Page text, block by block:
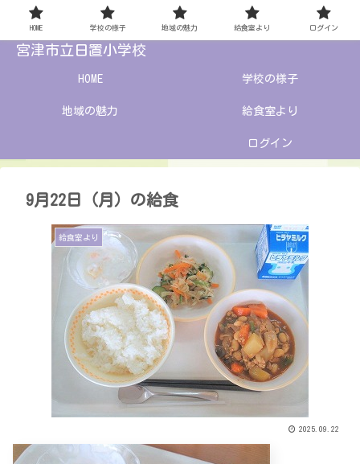
宮津市立日置小学校
HOME 学校の様子
地域の魅力 給食室より
ログイン
9月22日（月）の給食
給食室より
2025.09.22
HOME 学校の様子 地域の魅力 給食室より ログイン